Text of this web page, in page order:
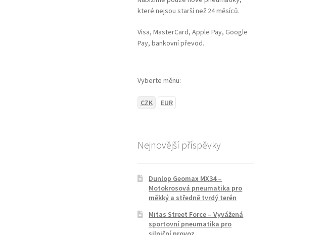
které nejsou starší než 24 měsíců.
Visa, MasterCard, Apple Pay, Google
Pay, bankovní převod.
Vyberte měnu:
CZK EUR
Nejnovější příspěvky
Dunlop Geomax MX34 –
Motokrosová pneumatika pro
měkký a středně tvrdý terén
Mitas Street Force – Vyvážená
sportovní pneumatika pro